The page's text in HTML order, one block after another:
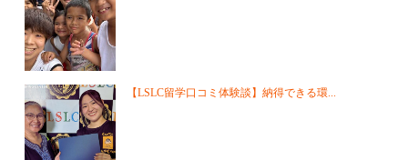
【LSLC留学口コミ体験談】納得できる環...